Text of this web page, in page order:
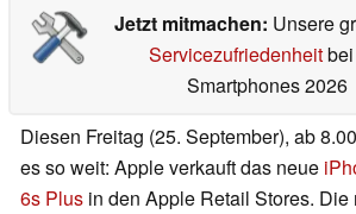
Jetzt mitmachen: Unsere
Servicezufriedenheitbei
Smartphones 2026
Diesen Freitag (25. September), ab
es so weit: Apple verkauft das neue
6s Plus in den Apple Retail Stores.